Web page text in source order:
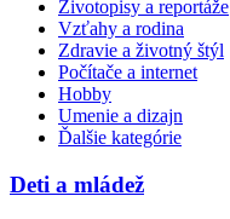
Životopisy a reportáže
Vzťahy a rodina
Zdravie a životný štýl
Počítače a internet
Hobby
Umenie a dizajn
Ďalšie kategórie
Deti a mládež